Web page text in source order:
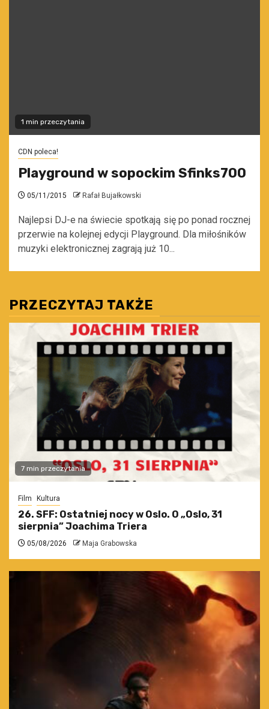
1 min przeczytania
CDN poleca!
Playground w sopockim Sfinks700
05/11/2015 Rafał Bujałkowski
Najlepsi DJ-e na świecie spotkają się po ponad rocznej
przerwie na kolejnej edycji Playground. Dla miłośników
muzyki elektronicznej zagrają już 10...
PRZECZYTAJ TAKŻE
7 min przeczytania
Film Kultura
26. SFF: Ostatniej nocy w Oslo. O „Oslo, 31
sierpnia” Joachima Triera
05/08/2026 Maja Grabowska